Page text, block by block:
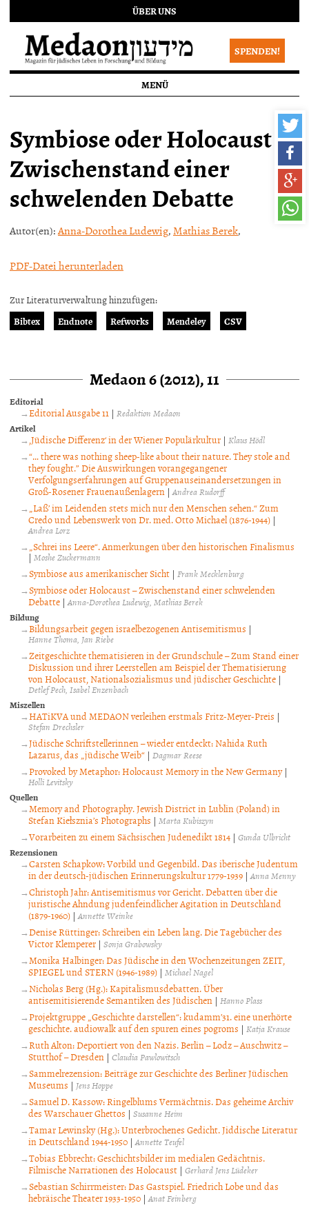
ÜBER UNS
SPENDEN!
MENÜ
Symbiose oder Holocaust –
Zwischenstand einer
schwelenden Debatte
Autor(en):Anna-Dorothea Ludewig,Mathias Berek,
PDF-Datei herunterladen
Zur Literaturverwaltung hinzufügen:
Bibtex
Endnote Refworks Mendeley CSV
Medaon 6 (2012), 11
Editorial
Editorial Ausgabe 11 |Redaktion Medaon
Artikel
‚Jüdische Differenz‘ in der Wiener Populärkultur |Klaus Hödl
“… there was nothing sheep-like about their nature. They stole and
they fought.” Die Auswirkungen vorangegangener
Verfolgungserfahrungen auf Gruppenauseinandersetzungen in
Groß-Rosener Frauenaußenlagern |Andrea Rudorff
„Laß’ im Leidenden stets mich nur den Menschen sehen.“ Zum
Credo und Lebenswerk von Dr. med. Otto Michael (1876-1944) |
Andrea Lorz
„Schrei ins Leere“. Anmerkungen über den historischen Finalismus
| Moshe Zuckermann
Symbiose aus amerikanischer Sicht |Frank Mecklenburg
Symbiose oder Holocaust – Zwischenstand einer schwelenden
Debatte |Anna-Dorothea Ludewig Mathias Berek
Bildung
Bildungsarbeit gegen israelbezogenen Antisemitismus |
Hanne Thoma Jan Riebe
Zeitgeschichte thematisieren in der Grundschule – Zum Stand einer
Diskussion und ihrer Leerstellen am Beispiel der Thematisierung
von Holocaust, Nationalsozialismus und jüdischer Geschichte |
Detlef Pech Isabel Enzenbach
Miszellen
HATiKVA und MEDAON verleihen erstmals Fritz-Meyer-Preis |
Stefan Drechsler
Jüdische Schriftstellerinnen – wieder entdeckt: Nahida Ruth
Lazarus, das „jüdische Weib“ | Dagmar Reese
Provoked by Metaphor: Holocaust Memory in the New Germany|
Holli Levitsky
Quellen
Memory and Photography. Jewish District in Lublin (Poland) in
Stefan Kiełsznia’s Photographs | Marta Kubiszyn
Vorarbeiten zu einem Sächsischen Judenedikt 1814 |Gunda Ulbricht
Rezensionen
Carsten Schapkow: Vorbild und Gegenbild. Das iberische Judentum
in der deutsch-jüdischen Erinnerungskultur 1779-1939 |Anna Menny
Christoph Jahr: Antisemitismus vor Gericht. Debatten über die
juristische Ahndung judenfeindlicher Agitation in Deutschland
(1879-1960) |Annette Weinke
Denise Rüttinger: Schreiben ein Leben lang. Die Tagebücher des
Victor Klemperer | Sonja Grabowsky
Monika Halbinger: Das Jüdische in den Wochenzeitungen ZEIT,
SPIEGEL und STERN (1946-1989) | Michael Nagel
Nicholas Berg (Hg.): Kapitalismusdebatten. Über
antisemitisierende Semantiken des Jüdischen | Hanno Plass
Projektgruppe „Geschichte darstellen“: kudamm’31. eine unerhörte
geschichte. audiowalk auf den spuren eines pogroms | Katja Krause
Ruth Alton: Deportiert von den Nazis. Berlin – Lodz – Auschwitz –
Stutthof – Dresden | Claudia Pawlowitsch
Sammelrezension: Beiträge zur Geschichte des Berliner Jüdischen
Museums | Jens Hoppe
Samuel D. Kassow: Ringelblums Vermächtnis. Das geheime Archiv
des Warschauer Ghettos | Susanne Heim
Tamar Lewinsky (Hg.): Unterbrochenes Gedicht. Jiddische Literatur
in Deutschland 1944-1950 |Annette Teufel
Tobias Ebbrecht: Geschichtsbilder im medialen Gedächtnis.
Filmische Narrationen des Holocaust | Gerhard Jens Lüdeker
Sebastian Schirrmeister: Das Gastspiel. Friedrich Lobe und das
hebräische Theater 1933-1950 |Anat Feinberg